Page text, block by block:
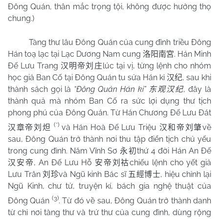
Đông Quán, thân mắc trọng tội, không được hưởng thọ
chung.)
Tàng thư lâu Đông Quán của cung đình triều Đông
Hán toạ lạc tại Lạc Dương Nam cung 洛阳南宮. Hán Minh
Đế Lưu Trang 汉明帝刘庄lúc tại vị, từng lệnh cho nhóm
học giả Ban Cố tại Đông Quán tu sửa Hán kỉ 汉纪, sau khi
thành sách gọi là “Đông Quán Hán kỉ” 东观汉纪, đây là
thành quả mà nhóm Ban Cố ra sức lợi dụng thư tịch
phong phú của Đông Quán. Từ Hán Chương Đế Lưu Đát
汉章帝刘炟 (*) và Hán Hoà Đế Lưu Triệu 汉和帝刘肇về
sau, Đông Quán trở thành nơi thu tập điển tịch chủ yếu
trong cung đình. Năm Vĩnh Sơ 永初thứ 4 đời Hán An Đế
汉安帝, An Đế Lưu Hỗ 安帝刘祜chiếu lệnh cho yết giả
Lưu Trân刘珍và Ngũ kinh Bác sĩ 五經博士, hiệu chỉnh lại
Ngũ Kinh, chư tử, truyện kí, bách gia nghệ thuật của
Đông Quán (3). Từ đó về sau, Đông Quán trở thành danh
từ chỉ nơi tàng thư và trứ thư của cung đình, dùng rộng